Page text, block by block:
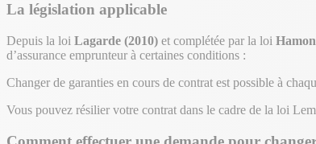
La législation applicable
Depuis la loi Lagarde (2010) et complétée par la loi Hamon
d’assurance emprunteur à certaines conditions :
Changer de garanties en cours de contrat est possible à
Vous pouvez résilier votre contrat dans le cadre de la loi